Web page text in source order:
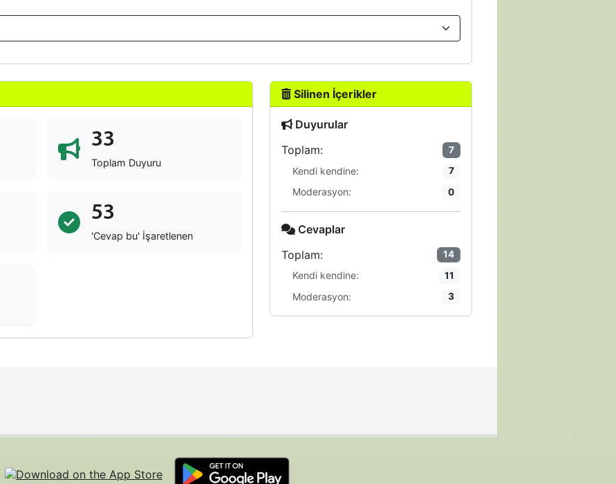
33
Toplam Duyuru
53
'Cevap bu' İşaretlenen
Silinen İçerikler
Duyurular
Toplam:
7
Kendi kendine: 7
Moderasyon: 0
Cevaplar
Toplam:
14
Kendi kendine: 11
Moderasyon: 3